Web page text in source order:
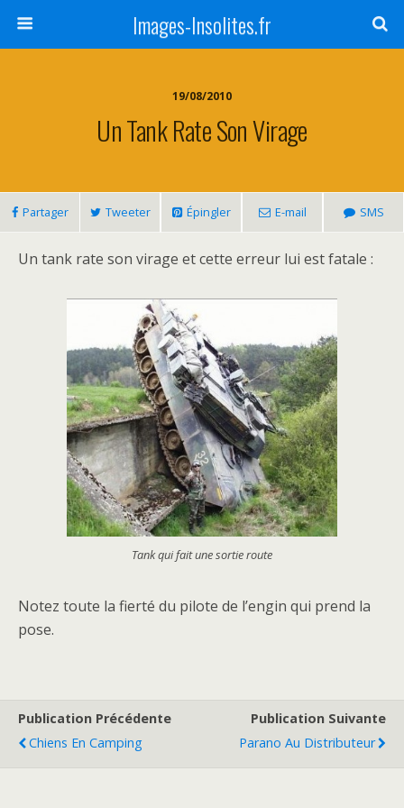
Images-Insolites.fr
19/08/2010
Un Tank Rate Son Virage
Partager Tweeter Épingler E-mail SMS
Un tank rate son virage et cette erreur lui est fatale :
Tank qui fait une sortie route
Notez toute la fierté du pilote de l’engin qui prend la
pose.
Publication Précédente
Chiens En Camping
Publication Suivante
Parano Au Distributeur